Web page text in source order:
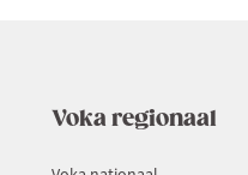
Voka regionaal